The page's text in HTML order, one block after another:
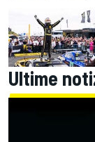
Ultime